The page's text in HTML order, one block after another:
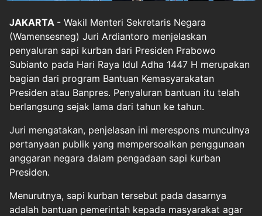
JAKARTA - Wakil Menteri Sekretaris Negara
(Wamensesneg) Juri Ardiantoro menjelaskan
penyaluran sapi kurban dari Presiden Prabowo
Subianto pada Hari Raya Idul Adha 1447 H merupakan
bagian dari program Bantuan Kemasyarakatan
Presiden atau Banpres. Penyaluran bantuan itu telah
berlangsung sejak lama dari tahun ke tahun.
Juri mengatakan, penjelasan ini merespons munculnya
pertanyaan publik yang mempersoalkan penggunaan
anggaran negara dalam pengadaan sapi kurban
Presiden.
Menurutnya, sapi kurban tersebut pada dasarnya
adalah bantuan pemerintah kepada masyarakat agar